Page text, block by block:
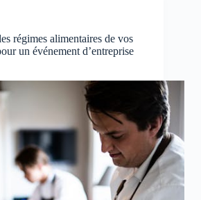
régimes alimentaires de vos
un événement d’entreprise